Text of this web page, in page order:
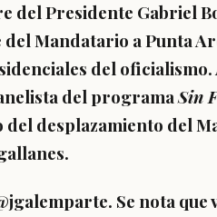
del Presidente Gabriel
del Mandatario a Punta
del oficialismo.
del programaSin
del desplazamiento del
Se nota